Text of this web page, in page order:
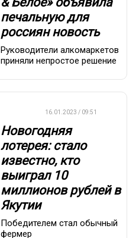
печальную для
россиян новость
Руководители алкомаркетов
приняли непростое решение
16.01.2023 / 09:51
Новогодняя
лотерея: стало
известно, кто
выиграл 10
миллионов рублей в
Якутии
Победителем стал обычный
фермер